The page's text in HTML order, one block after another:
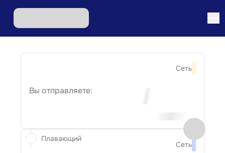
Сеть
Вы отправляете:
Сеть
Плавающий